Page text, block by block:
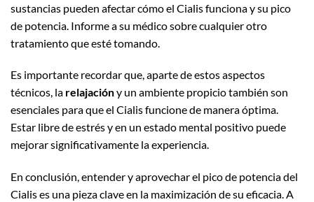
sustancias pueden afectar cómo el Cialis funciona y su pico
de potencia. Informe a su médico sobre cualquier otro
tratamiento que esté tomando.
Es importante recordar que, aparte de estos aspectos
técnicos, la relajacióny un ambiente propicio también son
esenciales para que el Cialis funcione de manera óptima.
Estar libre de estrés y en un estado mental positivo puede
mejorar significativamente la experiencia.
En conclusión, entender y aprovechar el pico de potencia del
Cialis es una pieza clave en la maximización de su eficacia. A